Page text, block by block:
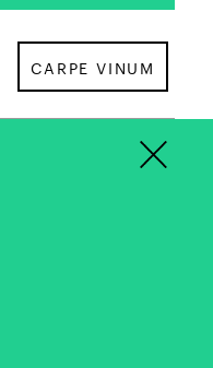
CARPE VINUM
×